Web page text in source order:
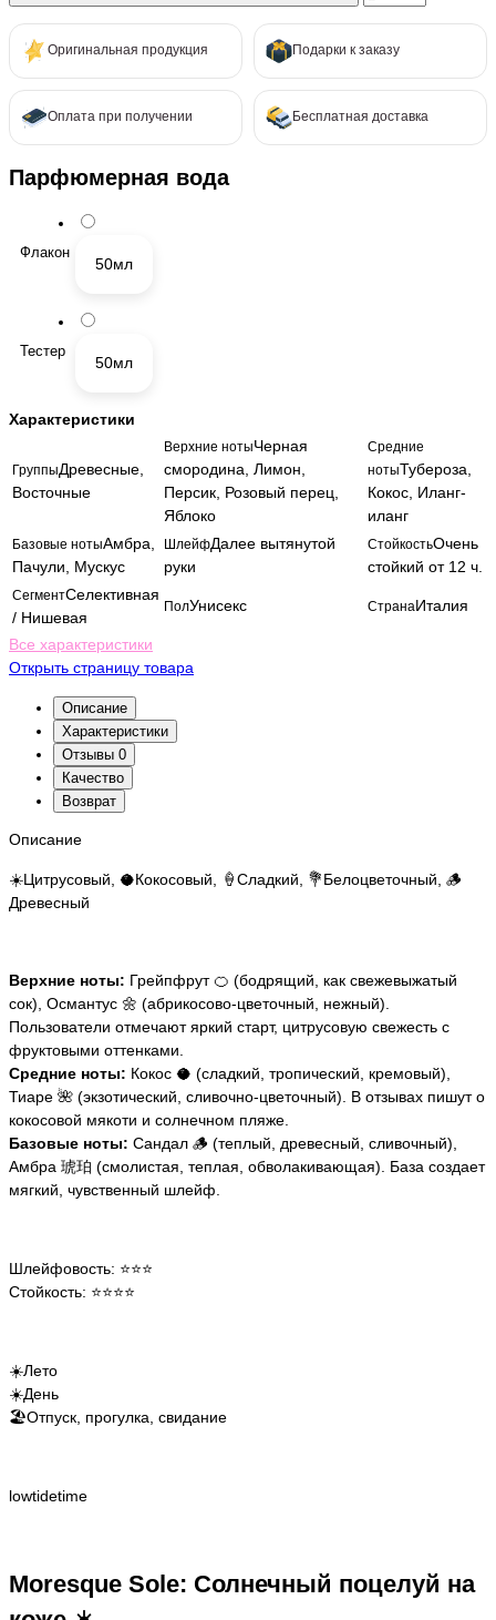
Оригинальная продукция Подарки к заказу
Оплата при получении Бесплатная доставка
Парфюмерная вода
Флакон
50мл
Тестер
50мл
Характеристики
ГруппыДревесные,
Восточные
Верхние нотыЧерная
смородина, Лимон,
Персик, Розовый перец,
Яблоко
Средние
нотыТубероза,
Кокос, Иланг-
иланг
Базовые нотыАмбра,
Пачули, Мускус
ШлейфДалее вытянутой
руки
СтойкостьОчень
стойкий от 12 ч.
СегментСелективная
/ Нишевая
ПолУнисекс СтранаИталия
Все характеристики
Открыть страницу товара
Описание
Характеристики
Отзывы 0
Качество
Возврат
Описание
☀️Цитрусовый, 🥥Кокосовый, 🍦Сладкий, 💐Белоцветочный, 🪵
Древесный
Верхние ноты: Грейпфрут 🍊 (бодрящий, как свежевыжатый
сок), Османтус 🌼 (абрикосово-цветочный, нежный).
Пользователи отмечают яркий старт, цитрусовую свежесть с
фруктовыми оттенками.
Средние ноты: Кокос 🥥 (сладкий, тропический, кремовый),
Тиаре 🌺 (экзотический, сливочно-цветочный). В отзывах пишут о
кокосовой мякоти и солнечном пляже.
Базовые ноты: Сандал 🪵 (теплый, древесный, сливочный),
Амбра 琥珀 (смолистая, теплая, обволакивающая). База создает
мягкий, чувственный шлейф.
Шлейфовость: ⭐️⭐️⭐️
Стойкость: ⭐️⭐️⭐️⭐️
☀️Лето
☀️День
🏖️Отпуск, прогулка, свидание
lowtidetime
Moresque Sole: Солнечный поцелуй на